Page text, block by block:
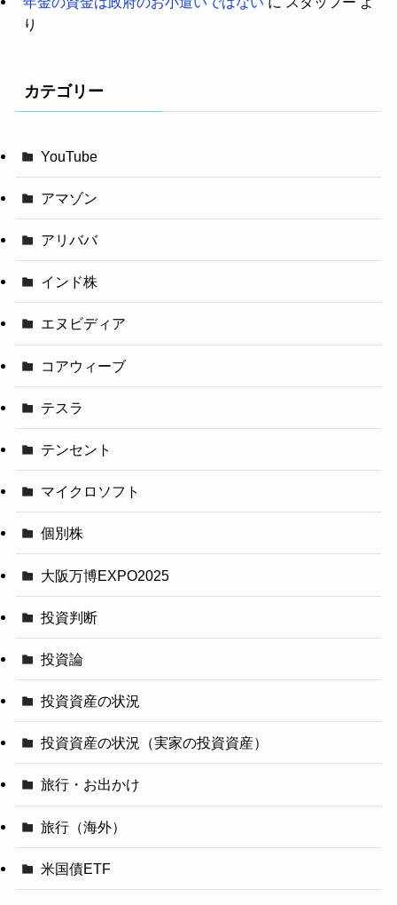
り
カテゴリー
YouTube
アマゾン
アリババ
インド株
エヌビディア
コアウィーブ
テスラ
テンセント
マイクロソフト
個別株
大阪万博EXPO2025
投資判断
投資論
投資資産の状況
投資資産の状況（実家の投資資産）
旅行・お出かけ
旅行（海外）
米国債ETF